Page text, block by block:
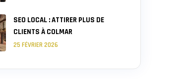
SEO LOCAL : ATTIRER PLUS DE
CLIENTS À COLMAR
25 FÉVRIER 2026